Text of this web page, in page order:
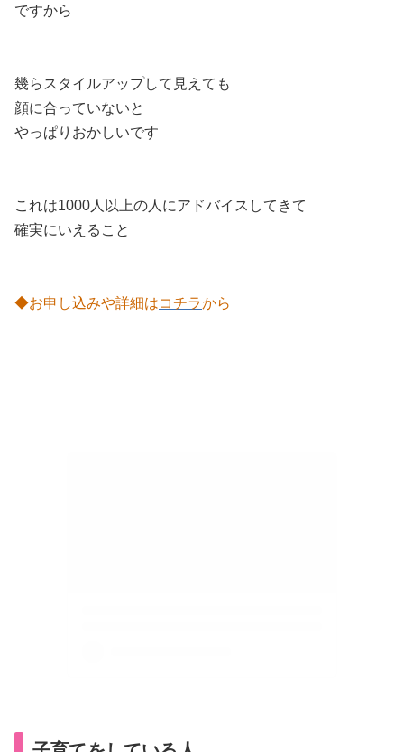
ですから
幾らスタイルアップして見えても
顔に合っていないと
やっぱりおかしいです
これは1000人以上の人にアドバイスしてきて
確実にいえること
◆お申し込みや詳細はコチラから